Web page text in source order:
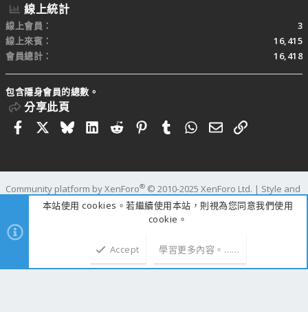
線上統計
線上會員
3
線上來賓
16,415
會員總計
16,418
包含隱身會員的總數。
分享此頁
FacebookBlueskyLinkedIn
RedditPinterestTumblrWhatsApp
電子郵件
連結
Community platform by XenForo® © 2010-2025 XenForo Ltd. | Style and
add-ons by ThemeHouse
時間 1.1460s
本站使用 cookies。若繼續使用本站，則視為您同意我們使用
cookie。
Accept 學習更多內容。……